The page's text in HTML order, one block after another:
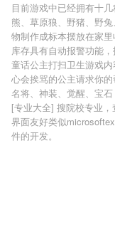
目前游戏中已经拥有十
熊、草原狼、野猪、野
物制作成标本摆放在家里
库存具有自动报警功能
童话公主打扫卫生游戏
心会挨骂的公主请求你
名将、神装、觉醒、宝
[专业大全] 搜院校专业
界面友好类似
件的开发。